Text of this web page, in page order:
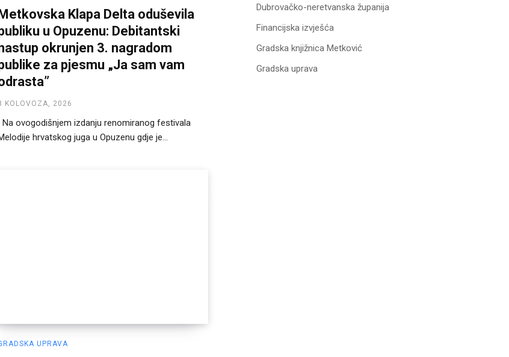
Klapa Delta oduševila
u Opuzenu: Debitantski
okrunjen 3. nagradom
za pjesmu „Ja sam vam
KOLOVOZA, 2026
hrvatskog juga u Opuzenu gdje je...
UPRAVA
Dubrovačko-neretvanska županija
Financijska izvješća
Gradska knjižnica Metković
Gradska uprava